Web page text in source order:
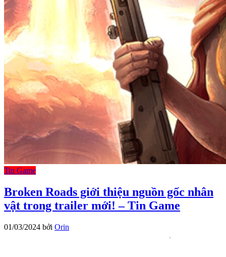
Tin Game
Broken Roads giới thiệu nguồn gốc nhân
vật trong trailer mới! – Tin Game
01/03/2024 bởi Orin